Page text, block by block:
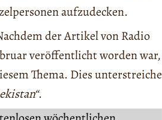
aufzudecken.
der Artikel von Radio
veröffentlicht worden war,
Thema. Dies unterstreiche
.